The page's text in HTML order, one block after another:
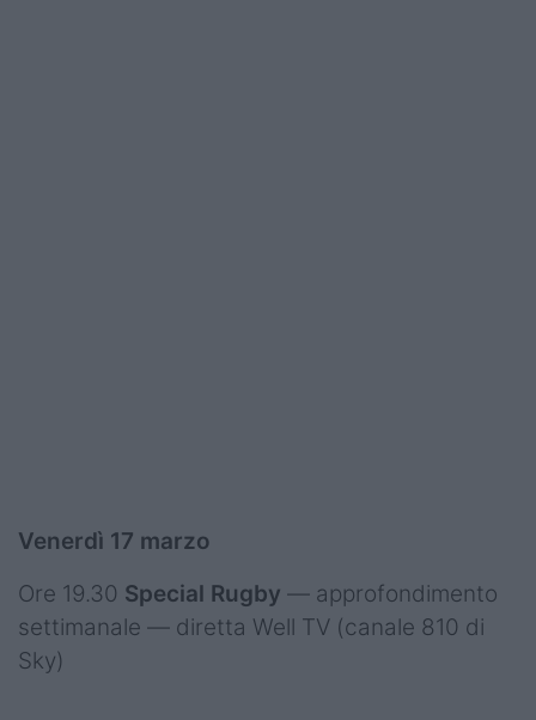
Venerdì 17 marzo
Ore 19.30 Special Rugby — approfondimento
settimanale — diretta Well TV (canale 810 di
Sky)